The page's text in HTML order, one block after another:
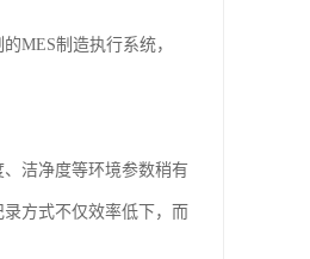
MES制造执行系统，
洁净度等环境参数稍有
方式不仅效率低下，而